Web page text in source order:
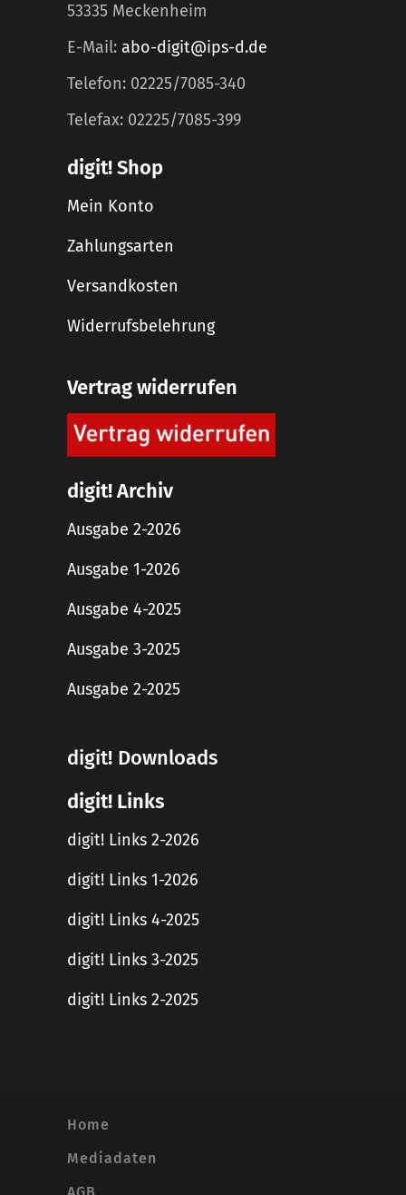
53335 Meckenheim
E-Mail: abo-digit@ips-d.de
Telefon: 02225/7085-340
Telefax: 02225/7085-399
digit! Shop
Mein Konto
Zahlungsarten
Versandkosten
Widerrufsbelehrung
Vertrag widerrufen
digit! Archiv
Ausgabe 2-2026
Ausgabe 1-2026
Ausgabe 4-2025
Ausgabe 3-2025
Ausgabe 2-2025
digit! Downloads
digit! Links
digit! Links 2-2026
digit! Links 1-2026
digit! Links 4-2025
digit! Links 3-2025
digit! Links 2-2025
Home
Mediadaten